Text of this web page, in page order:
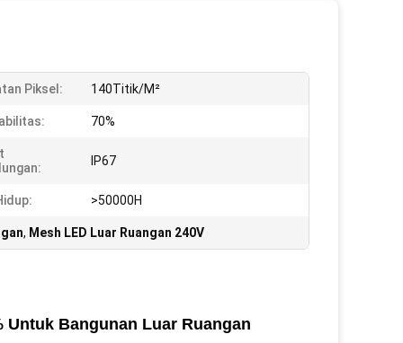
Piksel: 140Titik/M²
70%
IP67
>50000H
, Mesh LED Luar Ruangan 240V
Untuk Bangunan Luar Ruangan